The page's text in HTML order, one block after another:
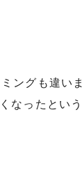
ングも違いま
なったという